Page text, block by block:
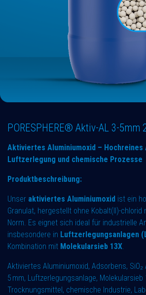
PORESPHERE® Aktiv-AL 3-5mm
Aktiviertes Aluminiumoxid – Hochreines
Luftzerlegung und chemische Prozesse
Produktbeschreibung:
Unser aktiviertes Aluminiumoxid ist ein
Granulat, hergestellt ohne Kobalt(II)-
Norm. Es eignet sich ideal für industrielle
insbesondere in Luftzerlegungsanlagen
Kombination mit Molekularsieb 13X.
Aktiviertes Aluminiumoxid, Adsorbens, SiO₂
5 mm, Luftzerlegungsanlage, Molekularsieb
Trocknungsmittel, chemische Industrie,